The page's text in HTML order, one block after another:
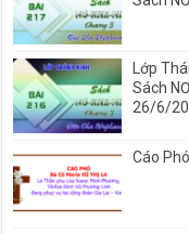
Lớp
Sách
26/6/
Cáo